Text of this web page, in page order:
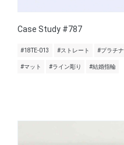
Case Study #787
#18TE-013 #ストレート #プラチナ
#マット #ライン彫り #結婚指輪